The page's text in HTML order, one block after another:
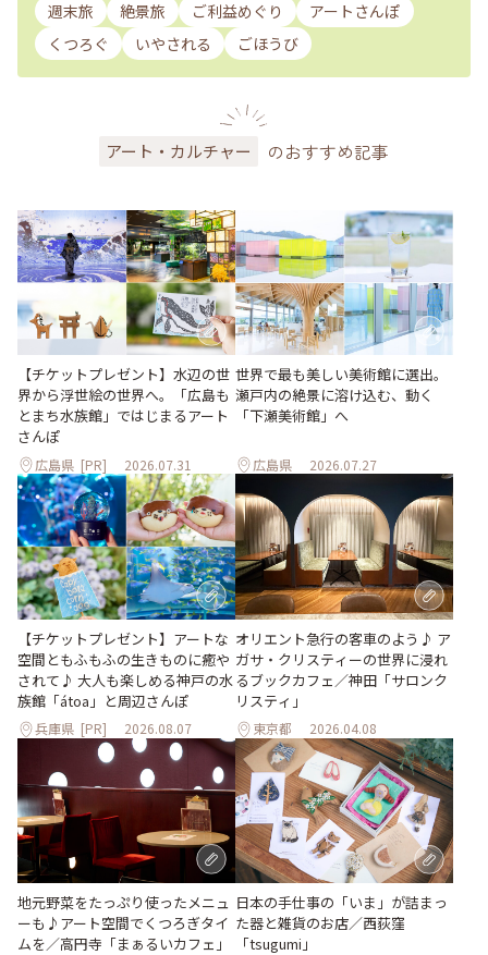
週末旅 絶景旅 ご利益めぐり
アートさんぽ
くつろぐ
いやされる ごほうび
アート・カルチャー のおすすめ記事
【チケットプレゼント】水辺の世
界から浮世絵の世界へ。「広島も
とまち水族館」ではじまるアート
さんぽ
広島県 [PR] 2026.07.31
世界で最も美しい美術館に選出。
瀬戸内の絶景に溶け込む、動く
「下瀬美術館」へ
広島県 2026.07.27
【チケットプレゼント】アートな
空間ともふもふの生きものに癒や
されて♪ 大人も楽しめる神戸の水
族館「átoa」と周辺さんぽ
兵庫県 [PR] 2026.08.07
オリエント急行の客車のよう♪ ア
ガサ・クリスティーの世界に浸れ
るブックカフェ／神田「サロンク
リスティ」
東京都 2026.04.08
地元野菜をたっぷり使ったメニュ
ーも♪アート空間でくつろぎタイ
ムを／高円寺「まぁるいカフェ」
日本の手仕事の「いま」が詰まっ
た器と雑貨のお店／西荻窪
「tsugumi」